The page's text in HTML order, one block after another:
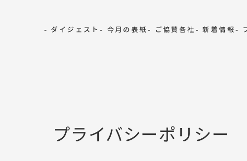
- ダイジェスト - 今月の表紙 - ご協賛各社 - 新着情報 -
プライバシーポリシー